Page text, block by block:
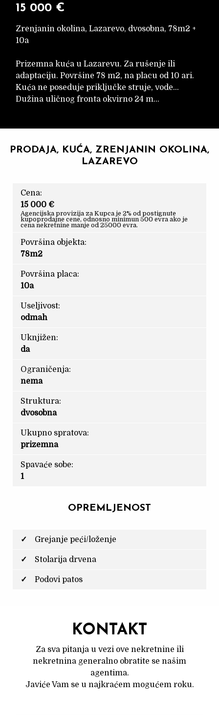
15 000 €
Zrenjanin okolina, Lazarevo, dvosobna, 78m2 +
10a
Prizemna kuća u Lazarevu. Za rušenje ili
adaptaciju. Površine 78 m2, na placu od 10 ari.
Kuća ne poseduje priključke struje, vode...
Dužina uličnog fronta okvirno 24 m...
PRODAJA, KUĆA, ZRENJANIN OKOLINA,
LAZAREVO
Cena:
15 000 €
Agencijska provizija za Kupca je 2% od postignute
kupoprodajne cene, odnosno minimun 500 evra ako je
cena nekretnine manje od 25000 evra.
Površina objekta:
78m2
Površina placa:
10a
Useljivost:
odmah
Uknjižen:
da
Ograničenja:
nema
Struktura:
dvosobna
Ukupno spratova:
prizemna
Spavaće sobe:
1
OPREMLJENOST
Grejanje peći/loženje
Stolarija drvena
Podovi patos
KONTAKT
Za sva pitanja u vezi ove nekretnine ili
nekretnina generalno obratite se našim
agentima.
Javiće Vam se u najkraćem mogućem roku.